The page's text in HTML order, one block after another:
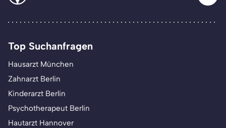
Top Suchanfragen
Hausarzt München
Zahnarzt Berlin
Kinderarzt Berlin
Psychotherapeut Berlin
Hautarzt Hannover